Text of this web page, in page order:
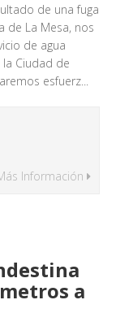
de una fuga
de La Mesa, nos
de agua
Ciudad de
esfuerz...
Información
a